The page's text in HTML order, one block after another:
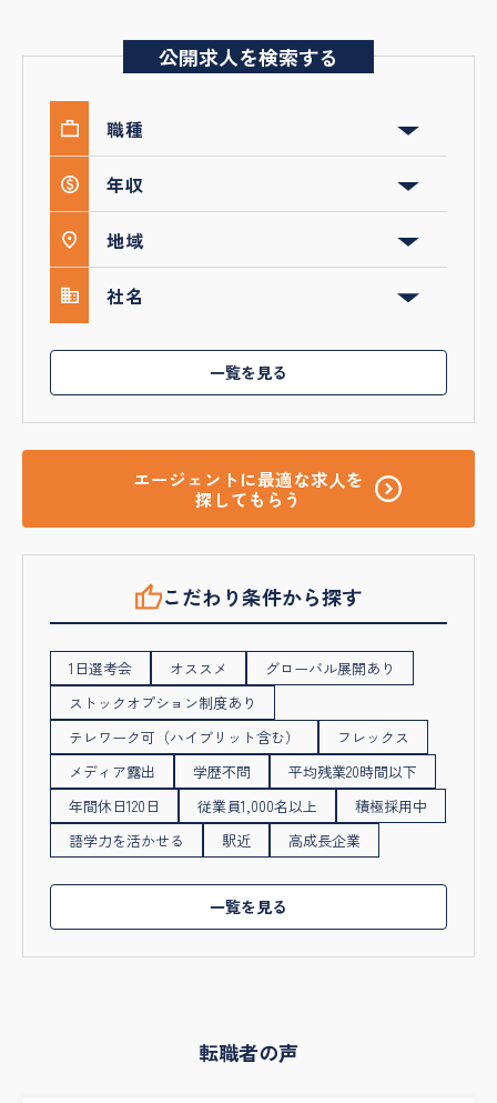
公開求人を検索する
一覧を見る
エージェントに最適な求人を
探してもらう
こだわり条件から探す
1日選考会 オススメ
グローバル展開あり
ストックオプション制度あり
テレワーク可（ハイブリット含む）
フレックス
メディア露出
学歴不問
平均残業20時間以下
年間休日120日
従業員1,000名以上
積極採用中
語学力を活かせる
駅近 高成長企業
一覧を見る
転職者の声